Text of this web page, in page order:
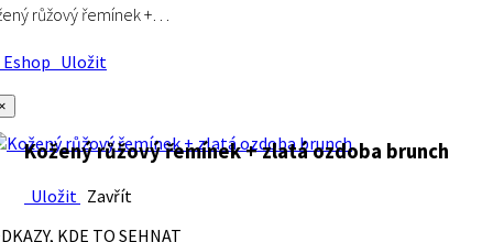
růžový řemínek +…
Uložit
Kožený růžový řemínek + zlatá ozdoba brunch
Uložit Zavřít
KDE TO SEHNAT